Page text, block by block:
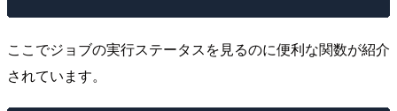
ここでジョブの実行ステータスを見るのに便利な関数が紹介
されています。